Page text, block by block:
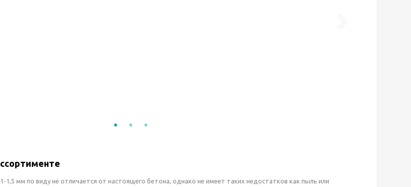
мм по виду не отличается от настоящего бетона, однако не имеет таких недостатков как пыль или